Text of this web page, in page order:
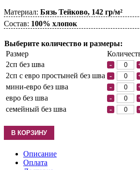
Материал: Бязь Тейково, 142 гр/м²
Состав: 100% хлопок
Выберите количество и размеры:
Размер
2сп без шва
-
2сп с евро простыней без шва
-
мини-евро без шва
-
евро без шва
-
семейный без шва
-
Описание
Оплата